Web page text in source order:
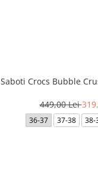
Saboti Crocs Bubble
449,00 Lei
36-37 37-38 38-